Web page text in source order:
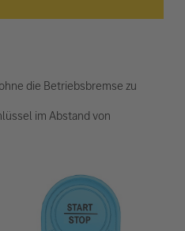
die Betriebsbremse zu
im Abstand von